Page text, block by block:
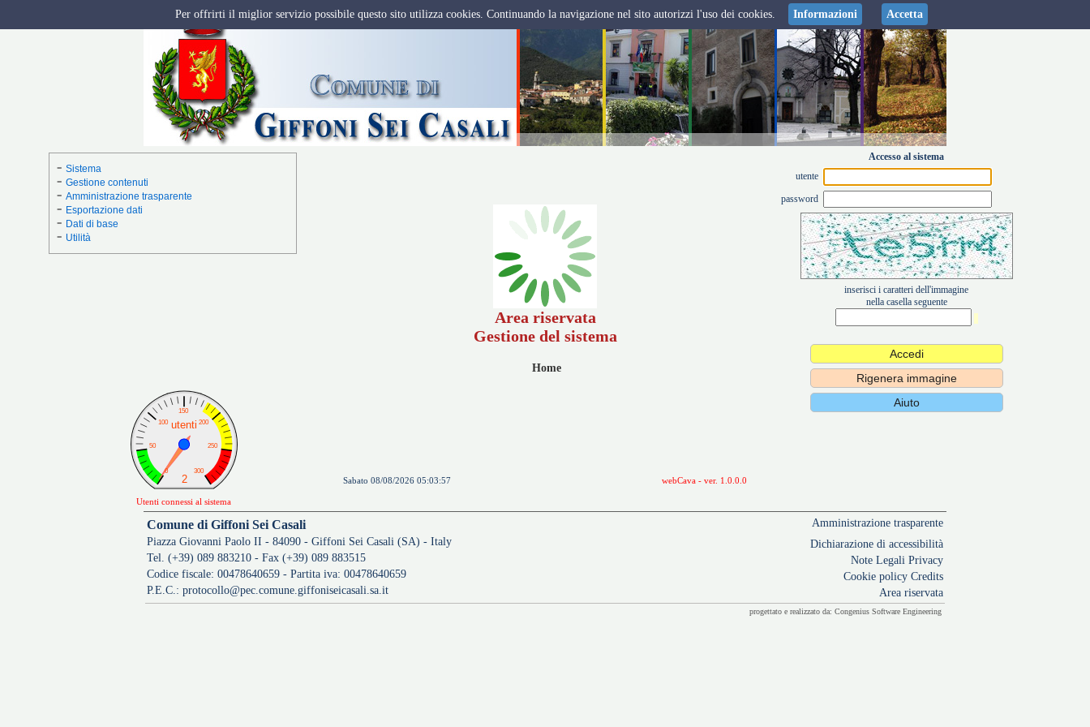
Sistema
Gestione contenuti
Amministrazione trasparente
Esportazione dati
Dati di base
Utilità
Utenti connessi al sistema
Area riservata
Gestione del sistema
Home
Sabato 08/08/2026 05:03:57 webCava - ver. 1.0.0.0
Accesso al sistema
utente
password
inserisci i caratteri dell'immagine
nella casella seguente
Comune di Giffoni Sei Casali
Piazza Giovanni Paolo II - 84090 - Giffoni Sei Casali (SA) - Italy
Tel. (+39) 089 883210 - Fax (+39) 089 883515
Codice fiscale: 00478640659 - Partita iva: 00478640659
P.E.C.: protocollo@pec.comune.giffoniseicasali.sa.it
Amministrazione trasparente
Dichiarazione di accessibilità
Note Legali Privacy
Cookie policy Credits
Area riservata
progettato e realizzato da: Congenius Software Engineering
Per offrirti il miglior servizio possibile questo sito utilizza cookies. Continuando la navigazione nel sito autorizzi l'uso dei cookies. Informazioni Accetta